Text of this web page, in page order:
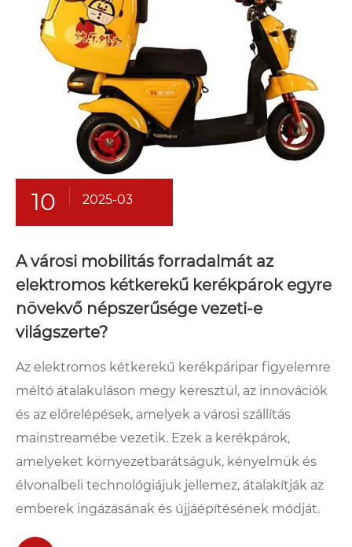
10 2025-03
A városi mobilitás forradalmát az
elektromos kétkerekű kerékpárok egyre
növekvő népszerűsége vezeti-e
világszerte?
Az elektromos kétkerekű kerékpáripar figyelemre
méltó átalakuláson megy keresztül, az innovációk
és az előrelépések, amelyek a városi szállítás
mainstreamébe vezetik. Ezek a kerékpárok,
amelyeket környezetbarátságuk, kényelmük és
élvonalbeli technológiájuk jellemez, átalakítják az
emberek ingázásának és újjáépítésének módját.